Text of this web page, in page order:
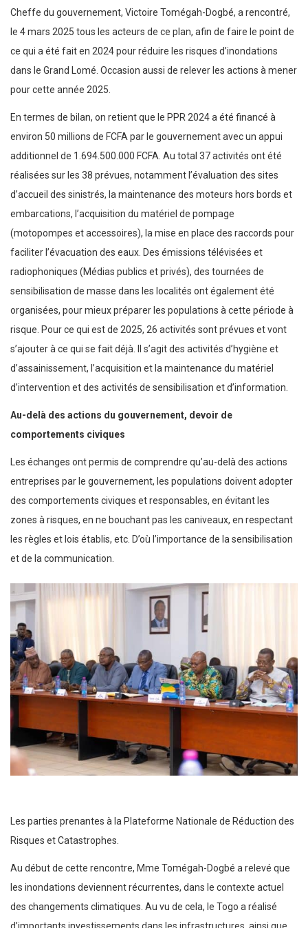
Cheffe du gouvernement, Victoire Tomégah-Dogbé, a rencontré,
le 4 mars 2025 tous les acteurs de ce plan, afin de faire le point de
ce qui a été fait en 2024 pour réduire les risques d’inondations
dans le Grand Lomé. Occasion aussi de relever les actions à mener
pour cette année 2025.
En termes de bilan, on retient que le PPR 2024 a été financé à
environ 50 millions de FCFA par le gouvernement avec un appui
additionnel de 1.694.500.000 FCFA. Au total 37 activités ont été
réalisées sur les 38 prévues, notamment l’évaluation des sites
d’accueil des sinistrés, la maintenance des moteurs hors bords et
embarcations, l’acquisition du matériel de pompage
(motopompes et accessoires), la mise en place des raccords pour
faciliter l’évacuation des eaux. Des émissions télévisées et
radiophoniques (Médias publics et privés), des tournées de
sensibilisation de masse dans les localités ont également été
organisées, pour mieux préparer les populations à cette période à
risque. Pour ce qui est de 2025, 26 activités sont prévues et vont
s’ajouter à ce qui se fait déjà. Il s’agit des activités d’hygiène et
d’assainissement, l’acquisition et la maintenance du matériel
d’intervention et des activités de sensibilisation et d’information.
Au-delà des actions du gouvernement, devoir de
comportements civiques
Les échanges ont permis de comprendre qu’au-delà des actions
entreprises par le gouvernement, les populations doivent adopter
des comportements civiques et responsables, en évitant les
zones à risques, en ne bouchant pas les caniveaux, en respectant
les règles et lois établis, etc. D’où l’importance de la sensibilisation
et de la communication.
Les parties prenantes à la Plateforme Nationale de Réduction des
Risques et Catastrophes.
Au début de cette rencontre, Mme Tomégah-Dogbé a relevé que
les inondations deviennent récurrentes, dans le contexte actuel
des changements climatiques. Au vu de cela, le Togo a réalisé
d’importants investissements dans les infrastructures, ainsi que